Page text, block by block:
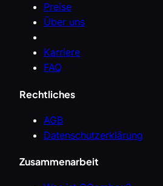
Preise
Über uns
Karriere
FAQ
Rechtliches
AGB
Datenschutzerklärung
Zusammenarbeit